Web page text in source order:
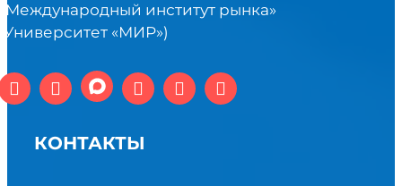
институт рынка»
«МИР»)
КОНТАКТЫ